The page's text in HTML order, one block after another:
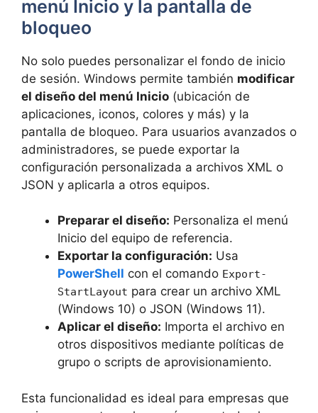
menú Inicio y la pantalla de
bloqueo
No solo puedes personalizar el fondo de inicio
de sesión. Windows permite también modificar
el diseño del menú Inicio (ubicación de
aplicaciones, iconos, colores y más) y la
pantalla de bloqueo. Para usuarios avanzados o
administradores, se puede exportar la
configuración personalizada a archivos XML o
JSON y aplicarla a otros equipos.
Preparar el diseño: Personaliza el menú
Inicio del equipo de referencia.
Exportar la configuración: Usa
PowerShell con el comando Export-
StartLayout para crear un archivo XML
(Windows 10) o JSON (Windows 11).
Aplicar el diseño: Importa el archivo en
otros dispositivos mediante políticas de
grupo o scripts de aprovisionamiento.
Esta funcionalidad es ideal para empresas que